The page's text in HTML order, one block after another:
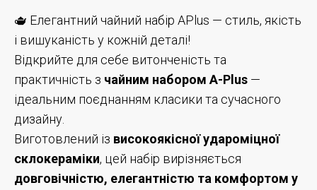
🫖 Елегантний чайний набір APlus — стиль, якість
і вишуканість у кожній деталі!
Відкрийте для себе витонченість та
практичність з чайним набором A-Plus —
ідеальним поєднанням класики та сучасного
дизайну.
Виготовлений із високоякісної удароміцної
склокераміки, цей набір вирізняється
довговічністю, елегантністю та комфортом у